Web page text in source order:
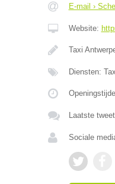
E-mail ›
Website:
Taxi
Diensten:
Laatste
Sociale